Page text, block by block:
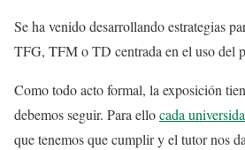
Se ha venido desarrollando estrategias
TFG, TFM o TD centrada en el uso del
Como todo acto formal, la exposición
debemos seguir. Para ellocada
que tenemos que cumplir y el tutor nos